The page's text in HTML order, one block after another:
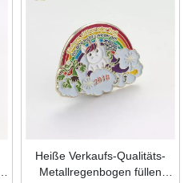
Heiße Verkaufs-Qualitäts-
Metallregenbogen füllen